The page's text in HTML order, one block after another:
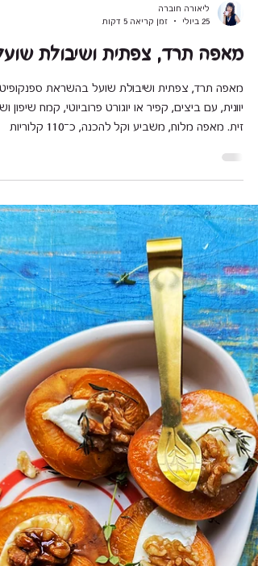
25 ביולי
זמן קריאה 5 דקות
מאפה תרד, צפתית ושיבולת
מאפה תרד, צפתית ושיבולת שועל בהשראת
יוונית, עם ביצים, קפיר או יוגורט פרוביוטי, קמח שיפון
לפרוסה, עם שילוב רכיבים שתומכים במנגנוני השובע
וב־GLP-1.